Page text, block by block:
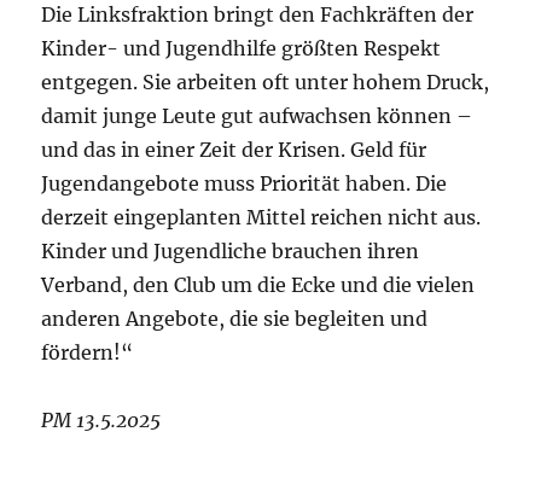
Die Linksfraktion bringt den Fachkräften der
Kinder- und Jugendhilfe größten Respekt
entgegen. Sie arbeiten oft unter hohem Druck,
damit junge Leute gut aufwachsen können –
und das in einer Zeit der Krisen. Geld für
Jugendangebote muss Priorität haben. Die
derzeit eingeplanten Mittel reichen nicht aus.
Kinder und Jugendliche brauchen ihren
Verband, den Club um die Ecke und die vielen
anderen Angebote, die sie begleiten und
fördern!“
PM 13.5.2025